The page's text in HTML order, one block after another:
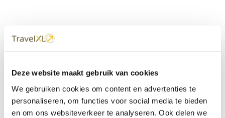
Deze website maakt gebruik van cookies
We gebruiken cookies om content en advertenties te
personaliseren, om functies voor social media te bieden
en om ons websiteverkeer te analyseren. Ook delen we
dichtbij
Met 60+ verkooppunten in Nederland en België staan wij
met onze XL Travelcenters, mobiele reisadviseurs van
TravelXL@Home en deze website altijd voor uw vakantie